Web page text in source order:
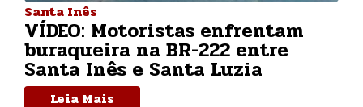
Santa Inês
VÍDEO: Motoristas enfrentam
buraqueira na BR-222 entre
Santa Inês e Santa Luzia
Leia Mais